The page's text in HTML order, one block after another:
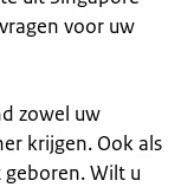
voor uw
zowel uw
krijgen. Ook als
Wilt u